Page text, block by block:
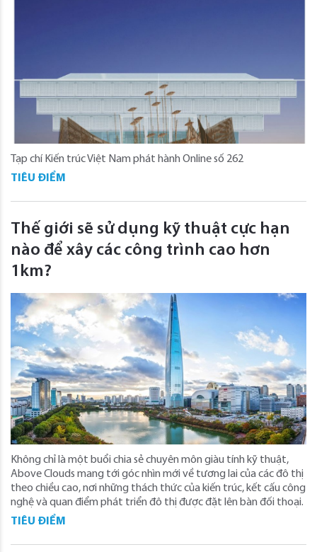
Tạp chí Kiến trúc Việt Nam phát hành Online số 262
TIÊU ĐIỂM
Thế giới sẽ sử dụng kỹ thuật cực hạn
nào để xây các công trình cao hơn
1km?
Không chỉ là một buổi chia sẻ chuyên môn giàu tính kỹ thuật,
Above Clouds mang tới góc nhìn mới về tương lai của các đô thị
theo chiều cao, nơi những thách thức của kiến trúc, kết cấu công
nghệ và quan điểm phát triển đô thị được đặt lên bàn đối thoại.
TIÊU ĐIỂM